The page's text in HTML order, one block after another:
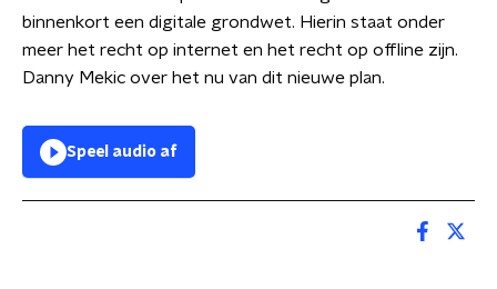
binnenkort een digitale grondwet. Hierin staat onder
meer het recht op internet en het recht op offline zijn.
Danny Mekic over het nu van dit nieuwe plan.
Speel audio af